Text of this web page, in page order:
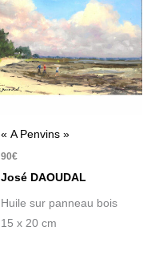
« A Penvins »
90€
José DAOUDAL
Huile sur panneau bois
15 x 20 cm